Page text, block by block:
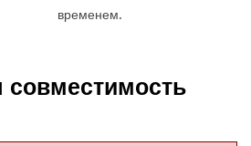
временем.
совместимость